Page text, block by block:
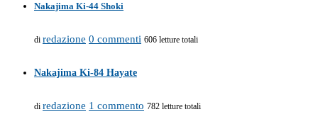
Nakajima Ki-44 Shoki
di redazione 0 commenti 606 letture totali
Nakajima Ki-84 Hayate
di redazione 1 commento 782 letture totali